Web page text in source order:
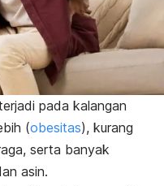
pada kalangan
(obesitas), kurang
serta banyak
asin.